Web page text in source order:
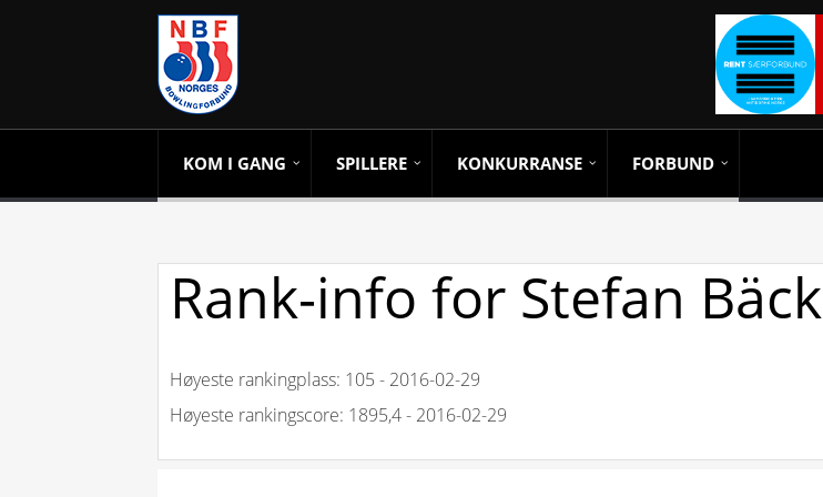
KOM I GANG SPILLERE KONKURRANSE FORBUND
Rank-info for Stefan Bäck
Høyeste rankingplass: 105 - 2016-02-29
Høyeste rankingscore: 1895,4 - 2016-02-29